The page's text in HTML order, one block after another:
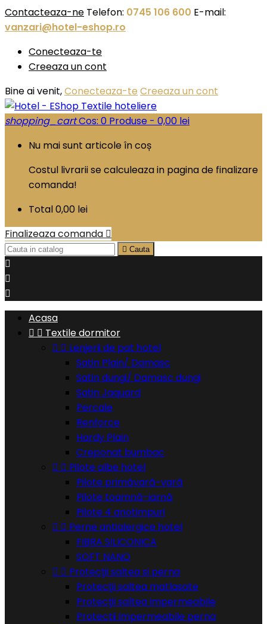
Contacteaza-ne Telefon: 0745 106 600 E-mail:
vanzari@hotel-eshop.ro
Conecteaza-te
Creeaza un cont
Bine ai venit,Conecteaza-te Creeaza un cont
shopping_cartCos: 0 Produse - 0,00 lei
Nu mai sunt articole în coș
Costul livrarii se calculeaza in pagina de finalizare
comanda!
Total0,00 lei
Finalizeaza comanda 
 Cauta



Acasa
  Textile dormitor
  Lenjerii de pat hotel
Satin Plain/ Damasc
Satin dungi/ Damasc dungi
Satin Jaquard
Percale
Renforce
Hardy Plain
Creponat bumbac
  Pilote albe hotel
Pilote primăvară-vară
Pilote toamnă-iarnă
Pilote 4 anotimpuri
  Perne antialergice hotel
FIBRA SILICONICA
SOFT NANO
  Protecţii saltea si perna
Protecţii saltea matlasate
Protecţii saltea impermeabile
Protectii impermeabile perna